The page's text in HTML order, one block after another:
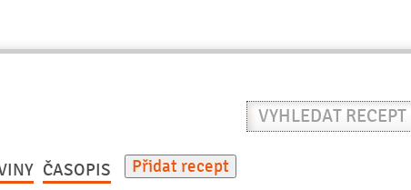
Vyhledat
recept
ČASOPIS Přidat recept